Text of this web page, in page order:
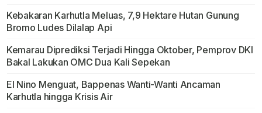
Kebakaran Karhutla Meluas, 7,9 Hektare Hutan Gunung
Bromo Ludes Dilalap Api
Kemarau Diprediksi Terjadi Hingga Oktober, Pemprov DKI
Bakal Lakukan OMC Dua Kali Sepekan
El Nino Menguat, Bappenas Wanti-Wanti Ancaman
Karhutla hingga Krisis Air